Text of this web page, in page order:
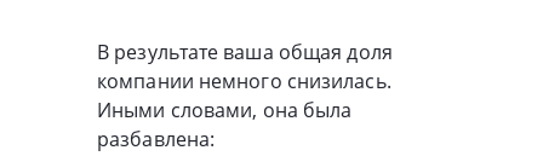
В результате ваша общая доля
компании немного снизилась.
Иными словами, она была
разбавлена: